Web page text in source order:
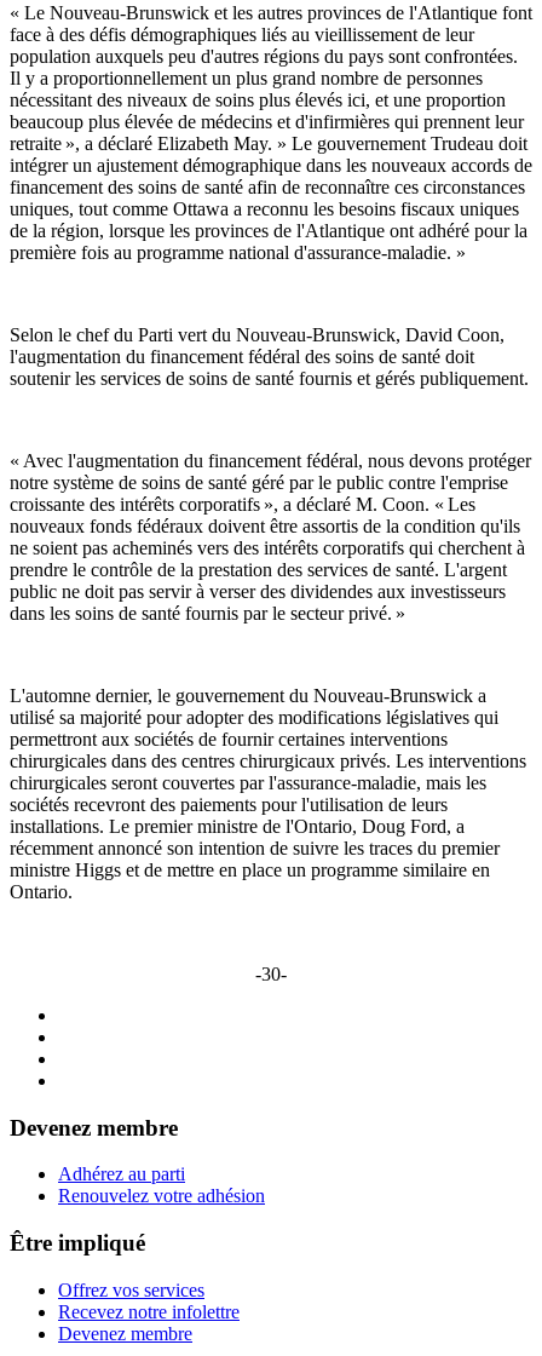
« Le Nouveau-Brunswick et les autres provinces de l'Atlantique font
face à des défis démographiques liés au vieillissement de leur
population auxquels peu d'autres régions du pays sont confrontées.
Il y a proportionnellement un plus grand nombre de personnes
nécessitant des niveaux de soins plus élevés ici, et une proportion
beaucoup plus élevée de médecins et d'infirmières qui prennent leur
retraite », a déclaré Elizabeth May. » Le gouvernement Trudeau doit
intégrer un ajustement démographique dans les nouveaux accords de
financement des soins de santé afin de reconnaître ces circonstances
uniques, tout comme Ottawa a reconnu les besoins fiscaux uniques
de la région, lorsque les provinces de l'Atlantique ont adhéré pour la
première fois au programme national d'assurance-maladie. »
Selon le chef du Parti vert du Nouveau-Brunswick, David Coon,
l'augmentation du financement fédéral des soins de santé doit
soutenir les services de soins de santé fournis et gérés publiquement.
« Avec l'augmentation du financement fédéral, nous devons protéger
notre système de soins de santé géré par le public contre l'emprise
croissante des intérêts corporatifs », a déclaré M. Coon. « Les
nouveaux fonds fédéraux doivent être assortis de la condition qu'ils
ne soient pas acheminés vers des intérêts corporatifs qui cherchent à
prendre le contrôle de la prestation des services de santé. L'argent
public ne doit pas servir à verser des dividendes aux investisseurs
dans les soins de santé fournis par le secteur privé. »
L'automne dernier, le gouvernement du Nouveau-Brunswick a
utilisé sa majorité pour adopter des modifications législatives qui
permettront aux sociétés de fournir certaines interventions
chirurgicales dans des centres chirurgicaux privés. Les interventions
chirurgicales seront couvertes par l'assurance-maladie, mais les
sociétés recevront des paiements pour l'utilisation de leurs
installations. Le premier ministre de l'Ontario, Doug Ford, a
récemment annoncé son intention de suivre les traces du premier
ministre Higgs et de mettre en place un programme similaire en
Ontario.
-30-
Devenez membre
Adhérez au parti
Renouvelez votre adhésion
Être impliqué
Offrez vos services
Recevez notre infolettre
Devenez membre